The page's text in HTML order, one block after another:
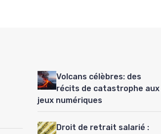
Volcans célèbres: des
récits de catastrophe aux
jeux numériques
Droit de retrait salarié :